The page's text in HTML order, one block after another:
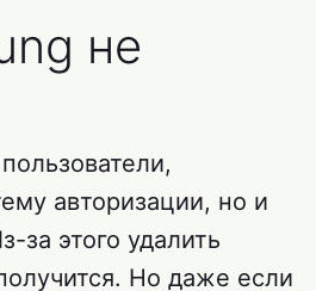
не
авторизации, но и
за этого удалить
Но даже если